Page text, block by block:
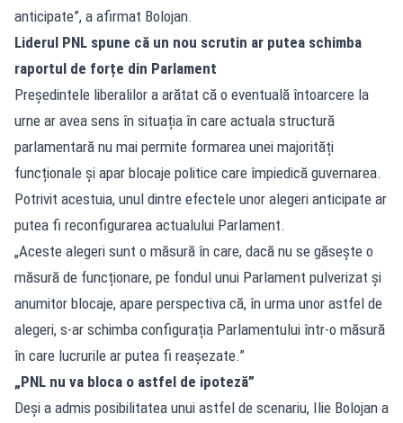
anticipate”, a afirmat Bolojan.
Liderul PNL spune că un nou scrutin ar putea schimba
raportul de forțe din Parlament
Președintele liberalilor a arătat că o eventuală întoarcere la
urne ar avea sens în situația în care actuala structură
parlamentară nu mai permite formarea unei majorități
funcționale și apar blocaje politice care împiedică guvernarea.
Potrivit acestuia, unul dintre efectele unor alegeri anticipate ar
putea fi reconfigurarea actualului Parlament.
„Aceste alegeri sunt o măsură în care, dacă nu se găsește o
măsură de funcționare, pe fondul unui Parlament pulverizat și
anumitor blocaje, apare perspectiva că, în urma unor astfel de
alegeri, s-ar schimba configurația Parlamentului într-o măsură
în care lucrurile ar putea fi reașezate.”
„PNL nu va bloca o astfel de ipoteză”
Deși a admis posibilitatea unui astfel de scenariu, Ilie Bolojan a